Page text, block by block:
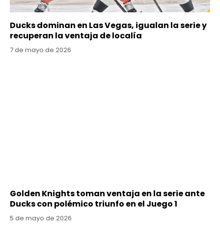
Ducks dominan en Las Vegas, igualan la serie y
recuperan la ventaja de localía
7 de mayo de 2026
Golden Knights toman ventaja en la serie ante
Ducks con polémico triunfo en el Juego 1
5 de mayo de 2026